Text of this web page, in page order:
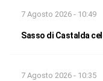
7 Agosto 2026 - 10:49
Sasso di Castalda
7 Agosto 2026 - 10:35